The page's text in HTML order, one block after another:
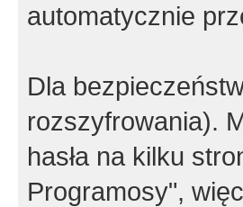
automatycznie
Dla
rozszyfrowania).
hasła na kilku
Programosy",